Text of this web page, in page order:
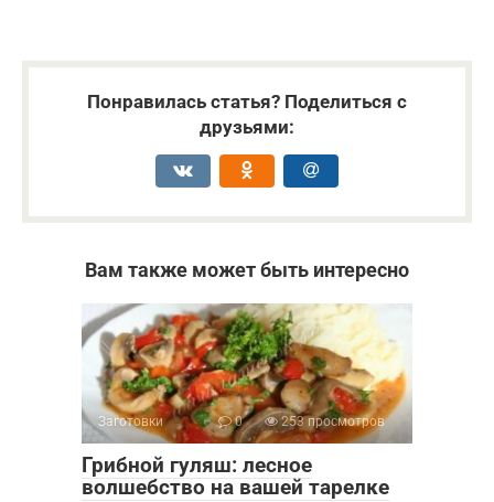
Понравилась статья? Поделиться с
друзьями:
Вам также может быть интересно
Заготовки 0 253 просмотров
Грибной гуляш: лесное
волшебство на вашей тарелке